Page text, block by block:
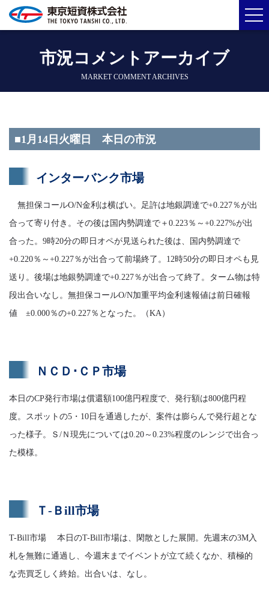
市況コメントアーカイブ
MARKET COMMENT ARCHIVES
■1月14日火曜日 本日の市況
インターバンク市場
無担保コールO/N金利は横ばい。足許は地銀調達で+0.227％が出
合って寄り付き。その後は国内勢調達で＋0.223％～+0.227%が出
合った。9時20分の即日オペが見送られた後は、国内勢調達で
+0.220％～+0.227％が出合って前場終了。12時50分の即日オペも見
送り。後場は地銀勢調達で+0.227％が出合って終了。ターム物は特
段出合いなし。無担保コールO/N加重平均金利速報値は前日確報
値 ±0.000％の+0.227％となった。（KA）
ＮＣＤ･ＣＰ市場
本日のCP発行市場は償還額100億円程度で、発行額は800億円程
度。スポットの5・10日を通過したが、案件は膨らんで発行超とな
った様子。Ｓ/Ｎ現先については0.20～0.23%程度のレンジで出合っ
た模様。
Ｔ-Ｂill市場
T-Bill市場 本日のT-Bill市場は、閑散とした展開。先週末の3M入
札を無難に通過し、今週末までイベントが立て続くなか、積極的
な売買乏しく終始。出合いは、なし。